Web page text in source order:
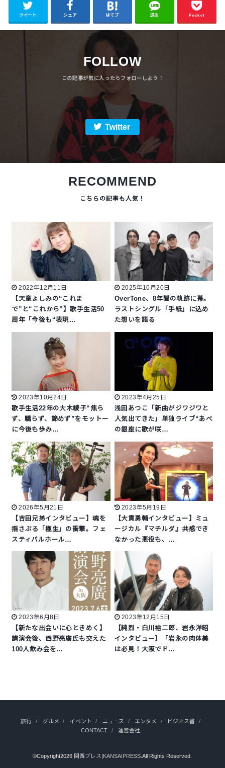
ツイート シェア はてブ 送る Pocket
FOLLOW
Twitter
RECOMMEND
2022年12月11日
【天童よしみの“これま
で”と“これから”】歌手生活50
周年「今後も“表現…
2025年10月20日
OverTone、8年間の軌跡に幕。
ラストシングル「手紙」に込め
た想いを語る
2023年10月24日
歌手生活22年の大木綾子“焦ら
ず、驕らず、諦めず”をモットー
に今後も歩み…
2023年4月25日
浅田あつこ「新曲がジワジワと
人気出てきた」単独ライブ“あべ
の銀座に歌が咲…
2026年5月21日
【吉田兄弟インタビュー】魂を
揺さぶる「極生」の衝撃。フェ
スティバルホール…
2023年5月19日
【大貫勇輔インタビュー】ミュ
ージカル『マチルダ』共感でき
なかった悪役も、…
2023年6月8日
【新たな出会いに心ときめく】
講演会後、西野亮廣氏も交えた
100人飲み会を…
2023年12月15日
【純烈・白川裕二郎、岩永洋昭
インタビュー】「岩永の肉体美
は必見！大阪でド…
旅行 グルメ イベント ニュース エンタメ
ビジネス書
CONTACT
運営会社
©Copyright2026 関西プレス|KANSAIPRESS .All Rights Reserved.